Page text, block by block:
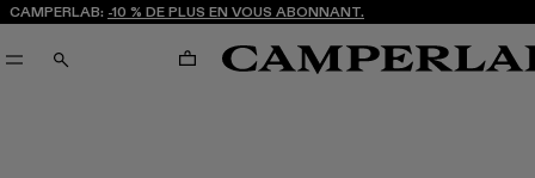
CAMPERLAB: -10 % DE PLUS EN VOUS ABONNANT.
RECHERCHE PANIER